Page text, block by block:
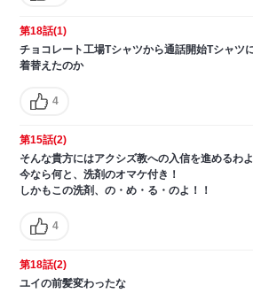
第18話(1)
チョコレート工場Tシャツから通話開始Tシャツ
着替えたのか
4
第15話(2)
そんな貴方にはアクシズ教への入信を進めるわ
今なら何と、洗剤のオマケ付き！
しかもこの洗剤、の・め・る・のよ！！
4
第18話(2)
ユイの前髪変わったな